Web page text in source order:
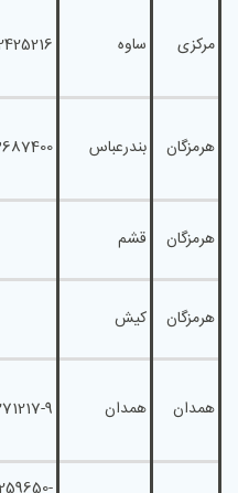
مرکزی ساوه
هرمزگان بندرعباس
هرمزگان قشم
هرمزگان کیش
همدان همدان 9